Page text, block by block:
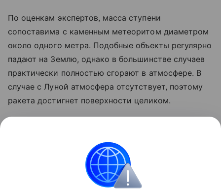
По оценкам экспертов, масса ступени
сопоставима с каменным метеоритом диаметром
около одного метра. Подобные объекты регулярно
падают на Землю, однако в большинстве случаев
практически полностью сгорают в атмосфере. В
случае с Луной атмосфера отсутствует, поэтому
ракета достигнет поверхности целиком.
об атмосфере древней Земли.
Луна российские ученые